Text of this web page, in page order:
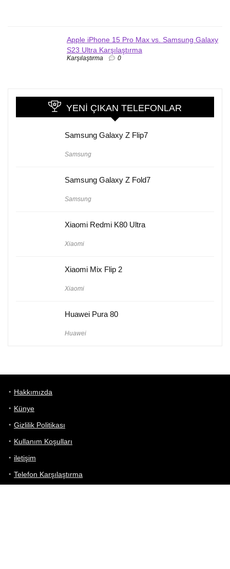
Apple iPhone 15 Pro Max vs. Samsung Galaxy
S23 Ultra Karşılaştırma
Karşılaştırma 0
YENI ÇIKAN TELEFONLAR
Samsung Galaxy Z Flip7
Samsung
Samsung Galaxy Z Fold7
Samsung
Xiaomi Redmi K80 Ultra
Xiaomi
Xiaomi Mix Flip 2
Xiaomi
Huawei Pura 80
Huawei
Hakkımızda
Künye
Gizlilik Politikası
Kullanım Koşulları
iletişim
Telefon Karşılaştırma